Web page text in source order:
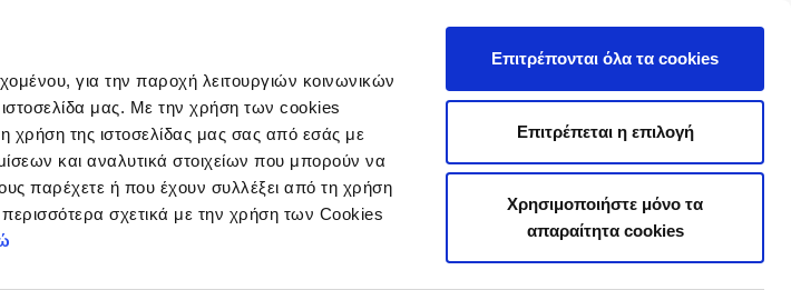
για την παροχή λειτουργιών κοινωνικών
μας. Με την χρήση των cookies
χρήση της ιστοσελίδας μας σας από εσάς με
και αναλυτικά στοιχείων που μπορούν να
παρέχετε ή που έχουν συλλέξει από τη χρήση
σχετικά με την χρήση των Cookies
Επιτρέπονται όλα τα cookies
Επιτρέπεται η επιλογή
Χρησιμοποιήστε μόνο τα
απαραίτητα cookies
στα μητρώα διαιτητών
Next
Χορηγοί